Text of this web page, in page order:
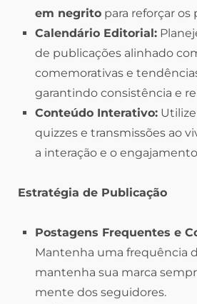
em negrito para reforçar os
Calendário Editorial:
de publicações alinhado
comemorativas e
garantindo consistência e
Conteúdo Interativo:
quizzes e transmissões ao
a interação e o
Estratégia de Publicação
Postagens Frequentes e
Mantenha uma frequência
mantenha sua marca
mente dos seguidores.